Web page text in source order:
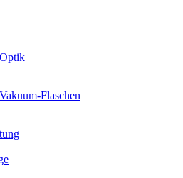
Optik
Flaschen